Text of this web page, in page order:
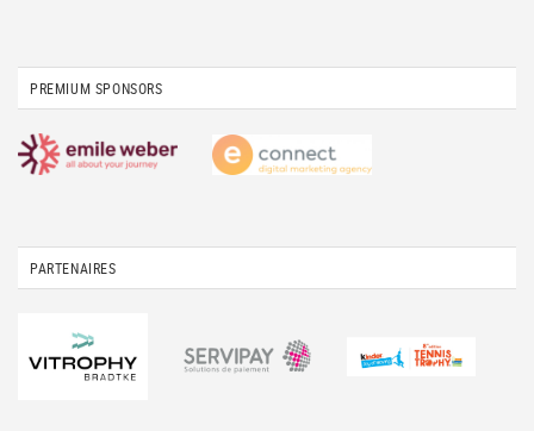
PREMIUM SPONSORS
PARTENAIRES